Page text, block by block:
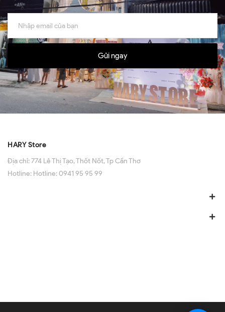
Gửi ngay
HARY Store
Địa chỉ:774 Lê Thị Tạo, Thốt Nốt, Tp Cần Thơ
Hotline: Hotline: 0941 95 95 99